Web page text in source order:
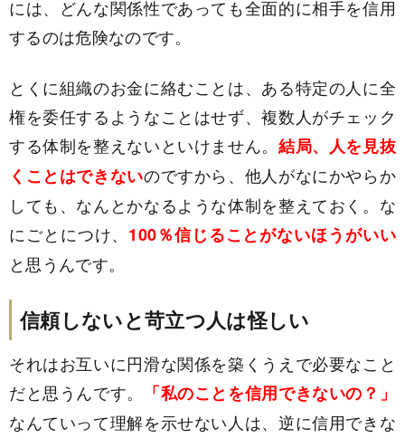
には、どんな関係性であっても全面的に相手を信用
するのは危険なのです。
とくに組織のお金に絡むことは、ある特定の人に全
権を委任するようなことはせず、複数人がチェック
する体制を整えないといけません。 結局、人を見抜
くことはできないのですから、他人がなにかやらか
しても、なんとかなるような体制を整えておく。な
にごとにつけ、 100％信じることがないほうがいい
と思うんです。
信頼しないと苛立つ人は怪しい
それはお互いに円滑な関係を築くうえで必要なこと
だと思うんです。
「私のことを信用できないの？」
なんていって理解を示せない人は、逆に信用できな